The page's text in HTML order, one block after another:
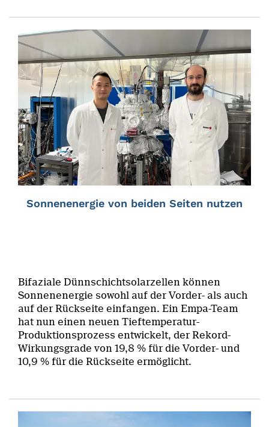
Sonnenenergie von beiden Seiten nutzen
Bifaziale Dünnschichtsolarzellen können
Sonnenenergie sowohl auf der Vorder- als auch
auf der Rückseite einfangen. Ein Empa-Team
hat nun einen neuen Tieftemperatur-
Produktionsprozess entwickelt, der Rekord-
Wirkungsgrade von 19,8 % für die Vorder- und
10,9 % für die Rückseite ermöglicht.